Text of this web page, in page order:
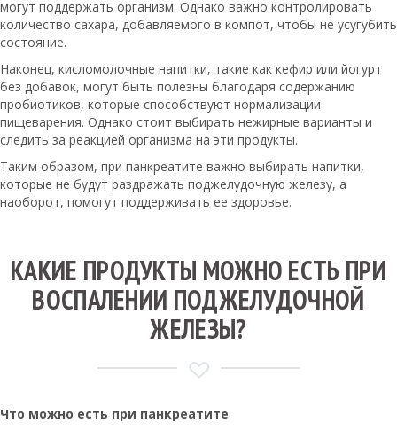
могут поддержать организм. Однако важно контролировать
количество сахара, добавляемого в компот, чтобы не усугубить
состояние.
Наконец, кисломолочные напитки, такие как кефир или йогурт
без добавок, могут быть полезны благодаря содержанию
пробиотиков, которые способствуют нормализации
пищеварения. Однако стоит выбирать нежирные варианты и
следить за реакцией организма на эти продукты.
Таким образом, при панкреатите важно выбирать напитки,
которые не будут раздражать поджелудочную железу, а
наоборот, помогут поддерживать ее здоровье.
КАКИЕ ПРОДУКТЫ МОЖНО ЕСТЬ ПРИ
ВОСПАЛЕНИИ ПОДЖЕЛУДОЧНОЙ
ЖЕЛЕЗЫ?
Что можно есть при панкреатите